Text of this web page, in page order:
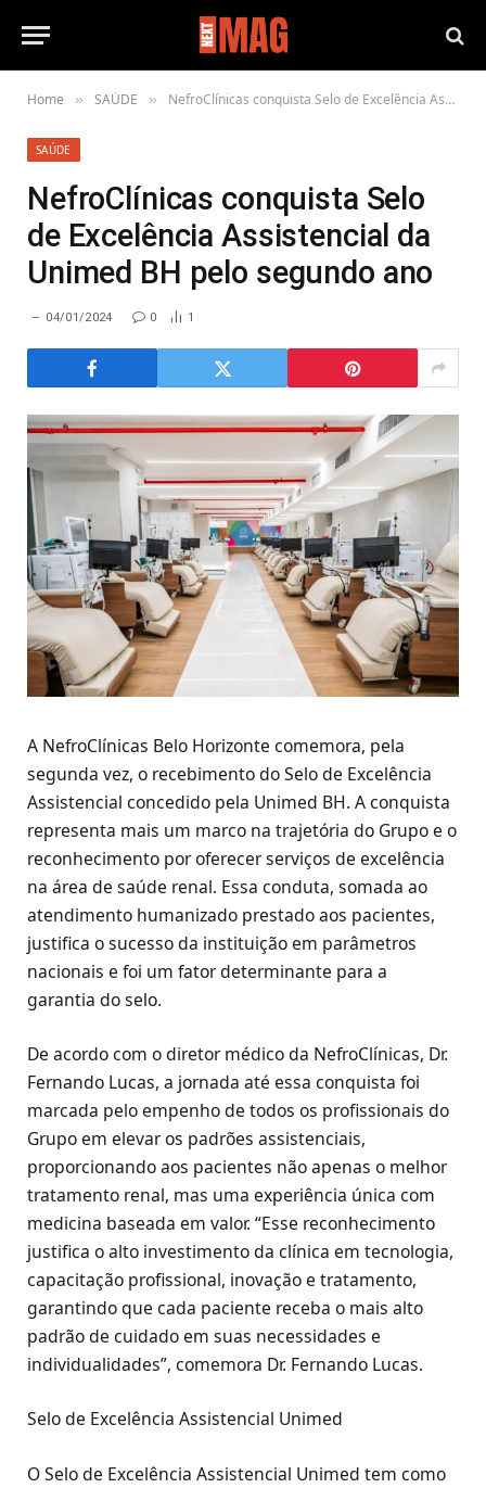
Home » SAÚDE » NefroClínicas conquista Selo de Excelência Assistencial da Unimed BH pelo segundo ano
SAÚDE
NefroClínicas conquista Selo
de Excelência Assistencial da
Unimed BH pelo segundo ano
04/01/2024 0 1
A NefroClínicas Belo Horizonte comemora, pela
segunda vez, o recebimento do Selo de Excelência
Assistencial concedido pela Unimed BH. A conquista
representa mais um marco na trajetória do Grupo e o
reconhecimento por oferecer serviços de excelência
na área de saúde renal. Essa conduta, somada ao
atendimento humanizado prestado aos pacientes,
justifica o sucesso da instituição em parâmetros
nacionais e foi um fator determinante para a
garantia do selo.
De acordo com o diretor médico da NefroClínicas, Dr.
Fernando Lucas, a jornada até essa conquista foi
marcada pelo empenho de todos os profissionais do
Grupo em elevar os padrões assistenciais,
proporcionando aos pacientes não apenas o melhor
tratamento renal, mas uma experiência única com
medicina baseada em valor. “Esse reconhecimento
justifica o alto investimento da clínica em tecnologia,
capacitação profissional, inovação e tratamento,
garantindo que cada paciente receba o mais alto
padrão de cuidado em suas necessidades e
individualidades”, comemora Dr. Fernando Lucas.
Selo de Excelência Assistencial Unimed
O Selo de Excelência Assistencial Unimed tem como